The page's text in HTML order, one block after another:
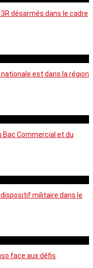
désarmés dans le cadre
est dans la région
Commercial et du
militaire dans le
face aux défis